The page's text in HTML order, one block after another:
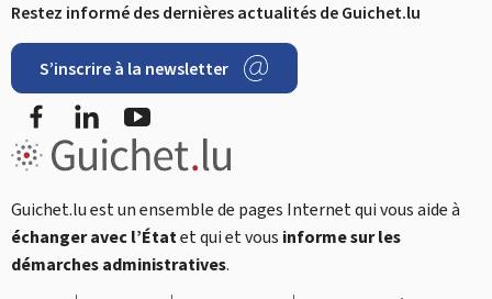
Restez informé des dernières actualités de Guichet.lu
S’inscrire à la newsletter
FacebookLinkedIn
Guichet.lu est un ensemble de pages Internet qui vous aide à
échanger avec l’Étatet qui et vous informe sur les
démarches administratives.